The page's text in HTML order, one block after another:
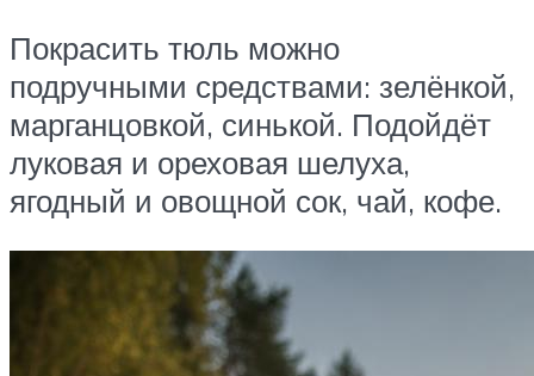
Покрасить тюль можно
подручными средствами: зелёнкой,
марганцовкой, синькой. Подойдёт
луковая и ореховая шелуха,
ягодный и овощной сок, чай, кофе.